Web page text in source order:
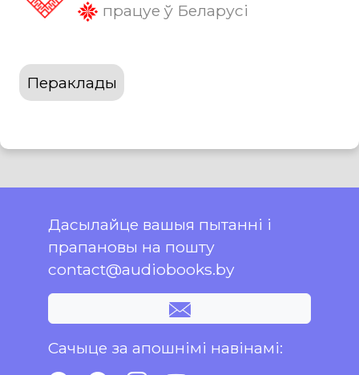
працуе ў Беларусі
Пераклады
Дасылайце вашыя пытанні і
прапановы на пошту
contact@audiobooks.by
Сачыце за апошнімі навінамі: